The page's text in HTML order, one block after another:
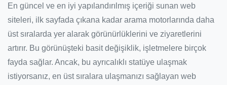
En güncel ve en iyi yapılandırılmış içeriği sunan web
siteleri, ilk sayfada çıkana kadar arama motorlarında daha
üst sıralarda yer alarak görünürlüklerini ve ziyaretlerini
artırır. Bu görünüşteki basit değişiklik, işletmelere birçok
fayda sağlar. Ancak, bu ayrıcalıklı statüye ulaşmak
istiyorsanız, en üst sıralara ulaşmanızı sağlayan web